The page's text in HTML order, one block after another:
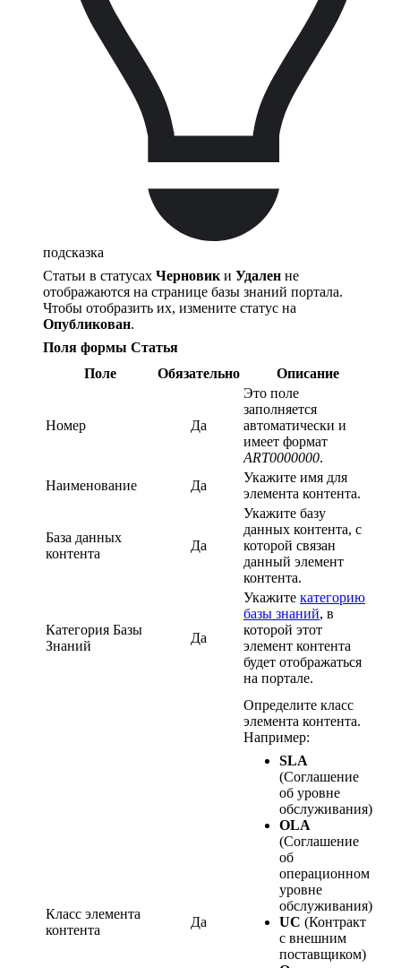
подсказка
Статьи в статусах Черновик и Удален не
отображаются на странице базы знаний портала.
Чтобы отобразить их, измените статус на
Опубликован.
Поля формы Статья
Поле
Обязательно Описание
Номер Да
Это поле
заполняется
автоматически и
имеет формат
ART0000000.
Наименование
Да
Укажите имя для
элемента контента.
База данных
контента
Да
Укажите базу
данных контента, с
которой связан
данный элемент
контента.
Категория Базы
Знаний
Да
Укажите категорию
базы знаний, в
которой этот
элемент контента
будет отображаться
на портале.
Класс элемента
контента
Да
Определите класс
элемента контента.
Например:
SLA
(Соглашение
об уровне
обслуживания)
OLA
(Соглашение
об
операционном
уровне
обслуживания)
UC (Контракт
с внешним
поставщиком)